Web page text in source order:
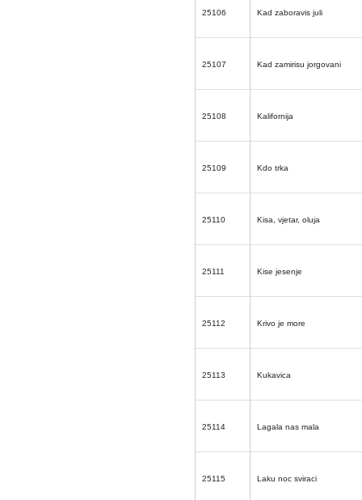
25106 Kad zaboravis juli
25107 Kad zamirisu jorgovani
25108 Kalifornija
25109 Kdo trka
25110 Kisa, vjetar, oluja
25111 Kise jesenje
25112 Krivo je more
25113 Kukavica
25114 Lagala nas mala
25115 Laku noc sviraci